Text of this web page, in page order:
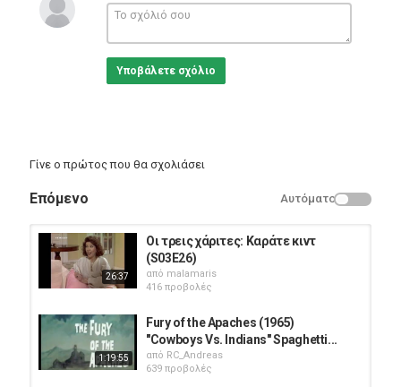
τον Τσεν Ζεν.
Σκηνοθεσία: Wei Lo
Σενάριο: Wei Lo
Ηθοποιοί: Bruce Lee | Nora Miao | James Tien | Maria Yi | Robert
Υποβάλετε σχόλιο
Γίνε ο πρώτος που θα σχολιάσει
Επόμενο Αυτόματο
26:37
Οι τρεις χάριτες: Καράτε κιντ
(S03E26)
από malamaris
416 προβολές
1:19:55
Fury of the Apaches (1965)
"Cowboys Vs. Indians" Spaghetti...
από RC_Andreas
639 προβολές